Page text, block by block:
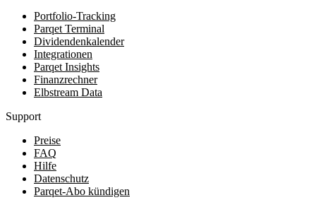
Portfolio-Tracking
Parqet Terminal
Dividendenkalender
Integrationen
Parqet Insights
Finanzrechner
Elbstream Data
Support
Preise
FAQ
Hilfe
Datenschutz
Parqet-Abo kündigen